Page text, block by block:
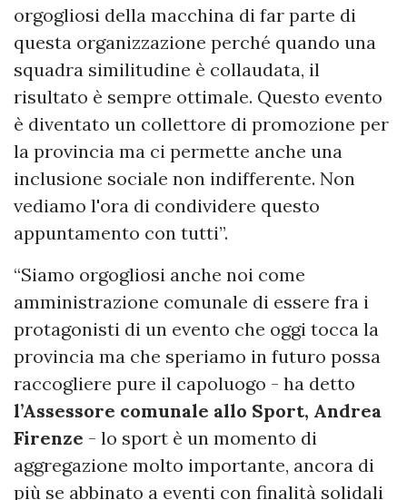
orgogliosi della macchina di far parte di
questa organizzazione perché quando una
squadra similitudine è collaudata, il
risultato è sempre ottimale. Questo evento
è diventato un collettore di promozione per
la provincia ma ci permette anche una
inclusione sociale non indifferente. Non
vediamo l'ora di condividere questo
appuntamento con tutti”.
“Siamo orgogliosi anche noi come
amministrazione comunale di essere fra i
protagonisti di un evento che oggi tocca la
provincia ma che speriamo in futuro possa
raccogliere pure il capoluogo - ha detto
l’Assessore comunale allo Sport, Andrea
Firenze - lo sport è un momento di
aggregazione molto importante, ancora di
più se abbinato a eventi con finalità solidali